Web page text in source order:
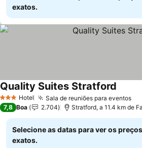
exatos.
3 EstrelasHotel Sala de reuniões para eventos
Quality Suites Stratford
7,8 Boa 2.704 Stratford, a 11.4 km de
Selecione as datas para ver os preços
exatos.